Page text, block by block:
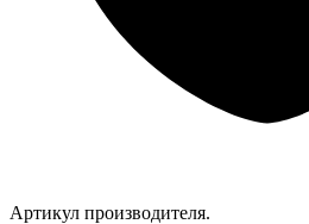
Артикул производителя.